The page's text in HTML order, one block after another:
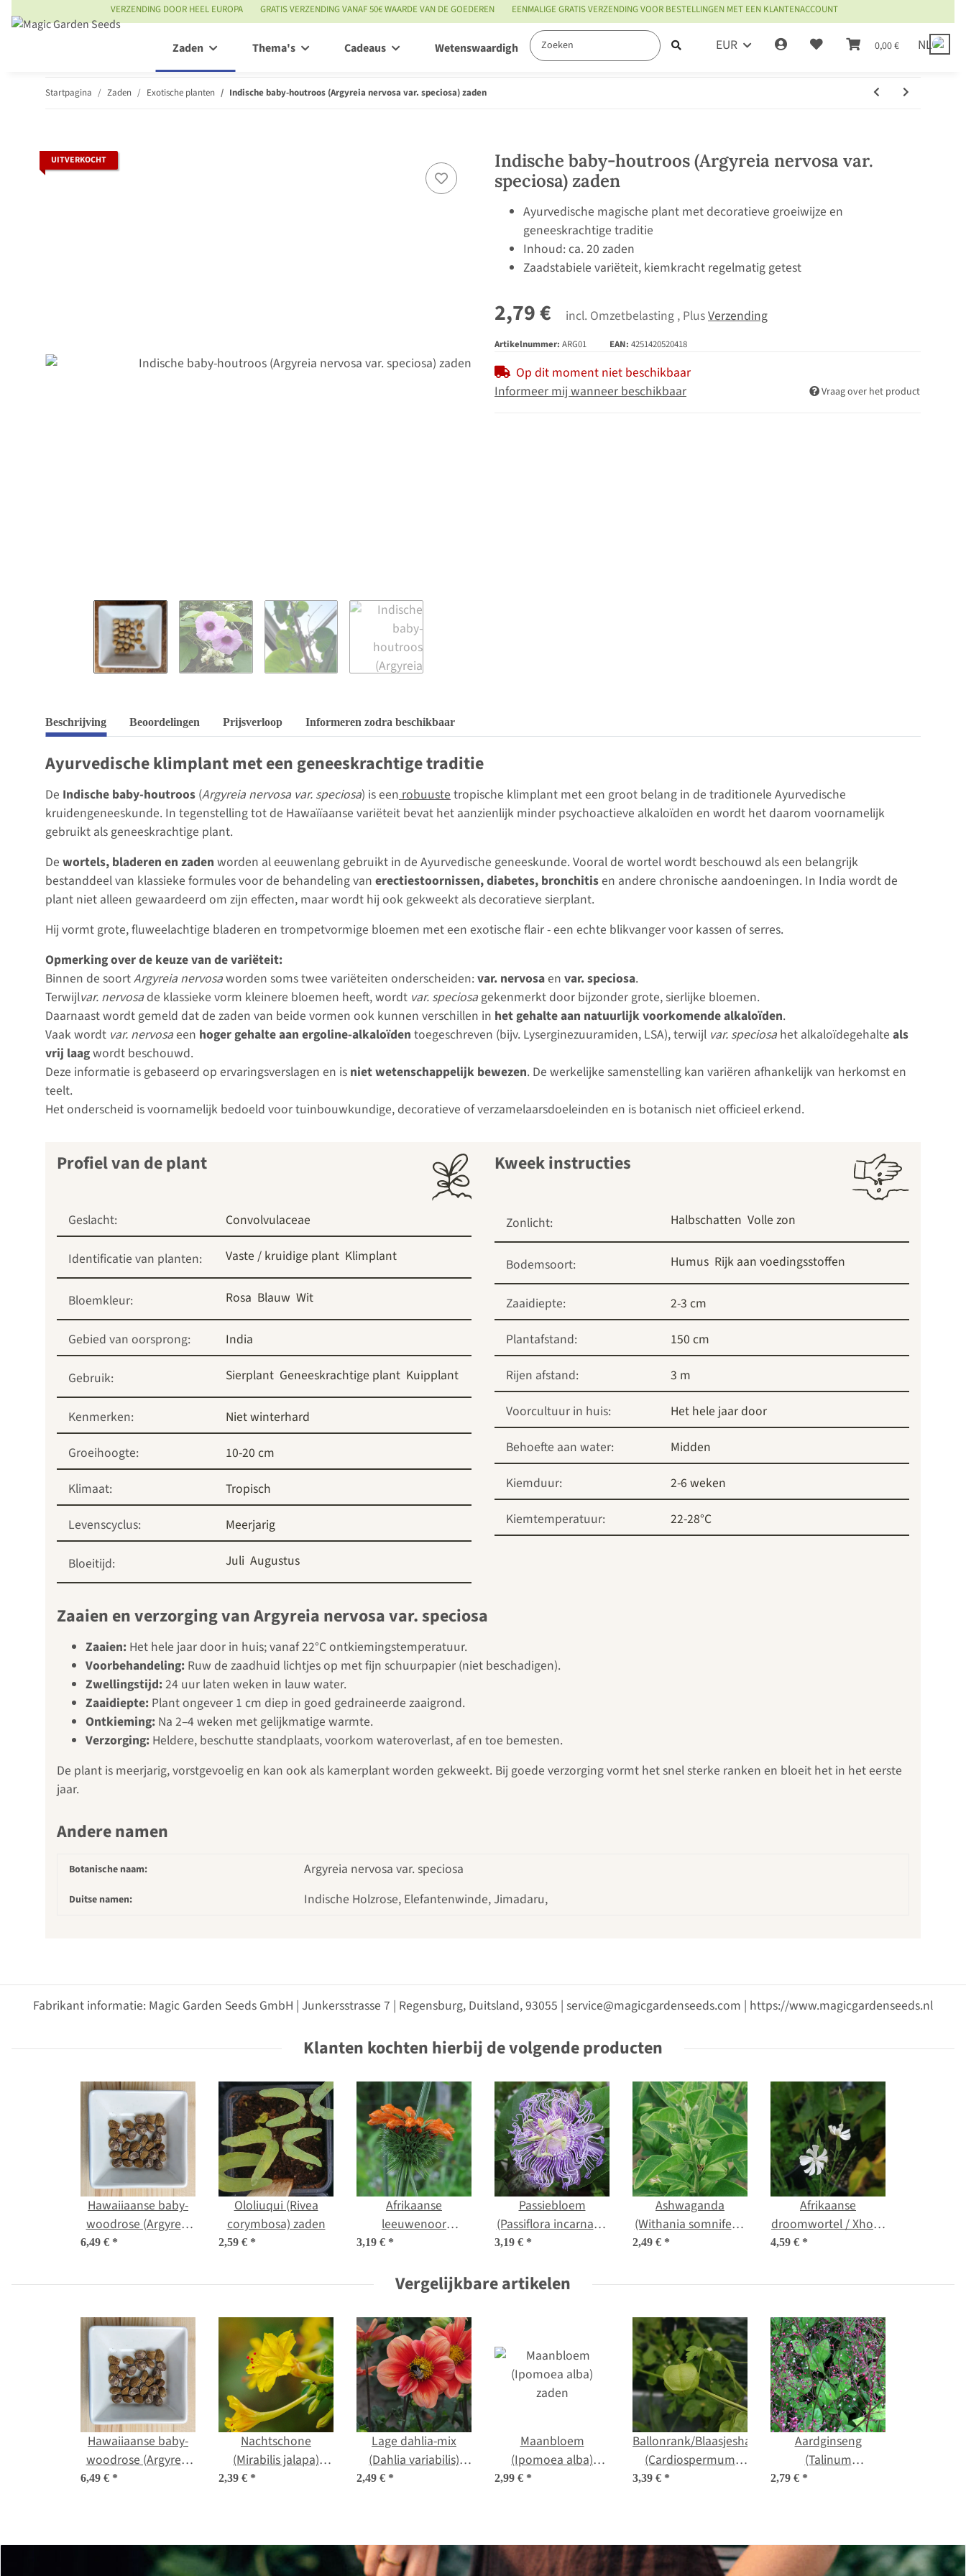
VERZENDING DOOR HEEL EUROPA GRATIS VERZENDING VANAF 50€ WAARDE VAN DE GOEDEREN EENMALIGE GRATIS VERZENDING VOOR BESTELLINGEN MET EEN KLANTENACCOUNT
EUR 0,00 € NL
Zaden Thema's Cadeaus Wetenswaardigheden
Startpagina Zaden Exotische planten Indische baby-houtroos (Argyreia nervosa var. speciosa) zaden
UITVERKOCHT
Indische baby-houtroos (Argyreia nervosa var.
speciosa) zaden
Ayurvedische magische plant met decoratieve groeiwijze en
geneeskrachtige traditie
Inhoud: ca. 20 zaden
Zaadstabiele variëteit, kiemkracht regelmatig getest
2,79 € incl. Omzetbelasting , PlusVerzending
Artikelnummer: ARG01 EAN: 4251420520418
Op dit moment niet beschikbaar
Informeer mij wanneer beschikbaar
Vraag over het product
Beschrijving Beoordelingen Prijsverloop Informeren zodra beschikbaar
Ayurvedische klimplant met een geneeskrachtige traditie
De Indische baby-houtroos (Argyreia nervosa var. speciosa) is eenrobuustetropische klimplant met een groot belang in de traditionele Ayurvedische
kruidengeneeskunde. In tegenstelling tot de Hawaïïaanse variëteit bevat het aanzienlijk minder psychoactieve alkaloïden en wordt het daarom voornamelijk
gebruikt als geneeskrachtige plant.
De wortels, bladeren en zaden worden al eeuwenlang gebruikt in de Ayurvedische geneeskunde. Vooral de wortel wordt beschouwd als een belangrijk
bestanddeel van klassieke formules voor de behandeling van erectiestoornissen, diabetes, bronchitisen andere chronische aandoeningen. In India wordt de
plant niet alleen gewaardeerd om zijn effecten, maar wordt hij ook gekweekt als decoratieve sierplant.
Hij vormt grote, fluweelachtige bladeren en trompetvormige bloemen met een exotische flair - een echte blikvanger voor kassen of serres.
Opmerking over de keuze van de variëteit:
Binnen de soortArgyreia nervosaworden soms twee variëteiten onderscheiden: var. nervosaen var. speciosa.
Terwijlvar. nervosade klassieke vorm kleinere bloemen heeft, wordt var. speciosagekenmerkt door bijzonder grote, sierlijke bloemen.
Daarnaast wordt gemeld dat de zaden van beide vormen ook kunnen verschillen in het gehalte aan natuurlijk voorkomende alkaloïden.
Vaak wordt var. nervosaeen hoger gehalte aan ergoline-alkaloïden toegeschreven (bijv. Lyserginezuuramiden, LSA), terwijl var. speciosa het alkaloïdegehalte als
vrij laagwordt beschouwd.
Deze informatie is gebaseerd op ervaringsverslagen en is niet wetenschappelijk bewezen. De werkelijke samenstelling kan variëren afhankelijk van herkomst en
teelt.
Het onderscheid is voornamelijk bedoeld voor tuinbouwkundige, decoratieve of verzamelaarsdoeleinden en is botanisch niet officieel erkend.
Profiel van de plant
Geslacht: Convolvulaceae
Identificatie van planten: Vaste / kruidige plant Klimplant
Bloemkleur: Rosa Blauw Wit
Gebied van oorsprong: India
Gebruik: Sierplant Geneeskrachtige plant Kuipplant
Kenmerken:
Niet winterhard
Groeihoogte:
10-20 cm
Klimaat:
Tropisch
Levenscyclus:
Meerjarig
Bloeitijd: Juli Augustus
Kweek instructies
Zonlicht: Halbschatten Volle zon
Bodemsoort: Humus Rijk aan voedingsstoffen
Zaaidiepte:
2-3 cm
Plantafstand:
150 cm
Rijen afstand:
3 m
Voorcultuur in huis:
Het hele jaar door
Behoefte aan water:
Midden
Kiemduur:
2-6 weken
Kiemtemperatuur:
22-28°C
Zaaien en verzorging van Argyreia nervosa var. speciosa
Zaaien: Het hele jaar door in huis; vanaf 22°C ontkiemingstemperatuur.
Voorbehandeling: Ruw de zaadhuid lichtjes op met fijn schuurpapier (niet beschadigen).
Zwellingstijd:24 uur laten weken in lauw water.
Zaaidiepte: Plant ongeveer 1 cm diep in goed gedraineerde zaaigrond.
Ontkieming: Na 2–4 weken met gelijkmatige warmte.
Verzorging: Heldere, beschutte standplaats, voorkom wateroverlast, af en toe bemesten.
De plant is meerjarig, vorstgevoelig en kan ook als kamerplant worden gekweekt. Bij goede verzorging vormt het snel sterke ranken en bloeit het in het eerste
jaar.
Andere namen
Botanische naam: Argyreia nervosa var. speciosa
Duitse namen: Indische Holzrose, Elefantenwinde, Jimadaru,
Fabrikant informatie: Magic Garden Seeds GmbH | Junkersstrasse 7 | Regensburg, Duitsland, 93055 | service@magicgardenseeds.com | https://www.magicgardenseeds.nl
Klanten kochten hierbij de volgende producten
Hawaiiaanse baby-
woodrose (Argyreia
nervosa var. nervosa)
6,49 € *
Ololiuqui (Rivea
corymbosa) zaden
2,59 € *
Afrikaanse
leeuwenoor
(Leonotis leonurus)
3,19 € *
Passiebloem
(Passiflora incarnata)
3,19 € *
Ashwaganda
(Withania somnifera)
2,49 € *
Afrikaanse
droomwortel / Xhosa
Dream Herb (Silene
4,59 € *
Vergelijkbare artikelen
Hawaiiaanse baby-
woodrose (Argyreia
nervosa var. nervosa)
6,49 € *
Nachtschone
(Mirabilis jalapa)
2,39 € *
Lage dahlia-mix
(Dahlia variabilis)
2,49 € *
Maanbloem
(Ipomoea alba)
2,99 € *
Ballonrank/Blaasjeshartzaad
(Cardiospermum
halicacabum) Bio
3,39 € *
Aardginseng
(Talinum
paniculatum) zaad
2,79 € *